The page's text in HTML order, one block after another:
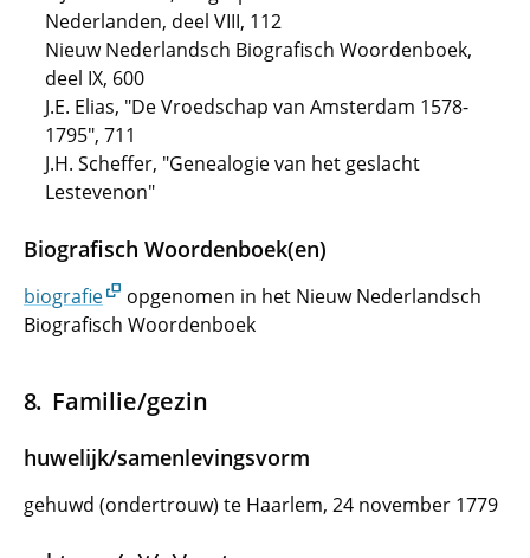
Nederlanden, deel VIII, 112
Nieuw Nederlandsch Biografisch Woordenboek,
deel IX, 600
J.E. Elias, "De Vroedschap van Amsterdam 1578-
1795", 711
J.H. Scheffer, "Genealogie van het geslacht
Lestevenon"
Biografisch Woordenboek(en)
biografie
opgenomen in het Nieuw Nederlandsch
Biografisch Woordenboek
Familie/gezin
huwelijk/samenlevingsvorm
gehuwd (ondertrouw) te Haarlem, 24 november 1779